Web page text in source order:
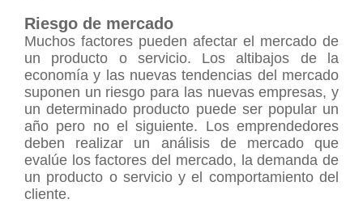
Riesgo de mercado
Muchos factores pueden afectar el mercado de
un producto o servicio. Los altibajos de la
economía y las nuevas tendencias del mercado
suponen un riesgo para las nuevas empresas, y
un determinado producto puede ser popular un
año pero no el siguiente. Los emprendedores
deben realizar un análisis de mercado que
evalúe los factores del mercado, la demanda de
un producto o servicio y el comportamiento del
cliente.